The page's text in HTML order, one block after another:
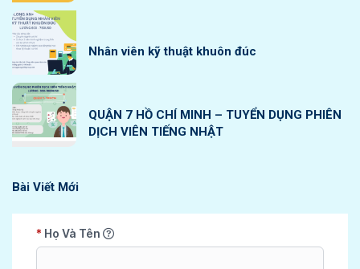
Nhân viên kỹ thuật khuôn đúc
QUẬN 7 HỒ CHÍ MINH – TUYỂN DỤNG PHIÊN
DỊCH VIÊN TIẾNG NHẬT
Bài Viết Mới